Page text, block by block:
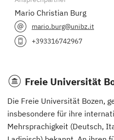
Mario Christian Burg
mario.burg@unibz.it
+393316742967
Freie Universität
Die Freie Universität Bozen,
insbesondere für ihre
Mehrsprachigkeit (Deutsch,